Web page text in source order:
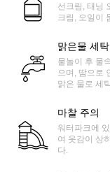
선크림, 태닝
크림, 오일이
맑은물 세탁
물놀이 후 물
으며, 땀으로
맑은 물로 세
마찰 주의
워터파크에
여 옷감이 상
다.